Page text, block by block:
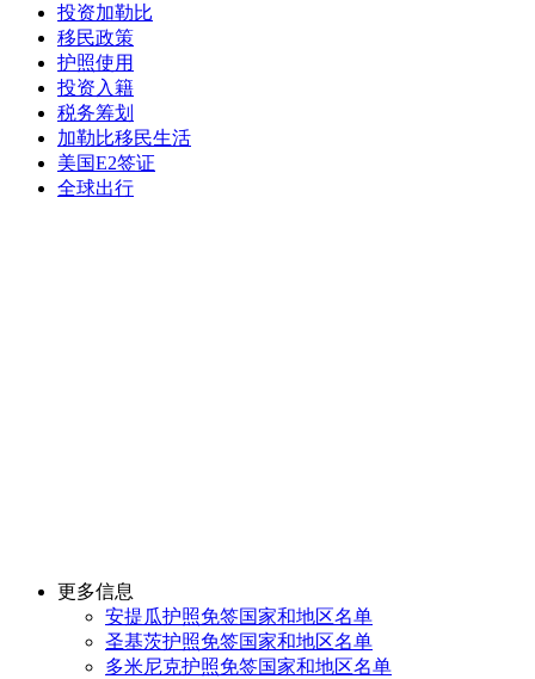
投资加勒比
移民政策
护照使用
投资入籍
税务筹划
加勒比移民生活
美国E2签证
全球出行
更多信息
安提瓜护照免签国家和地区名单
圣基茨护照免签国家和地区名单
多米尼克护照免签国家和地区名单